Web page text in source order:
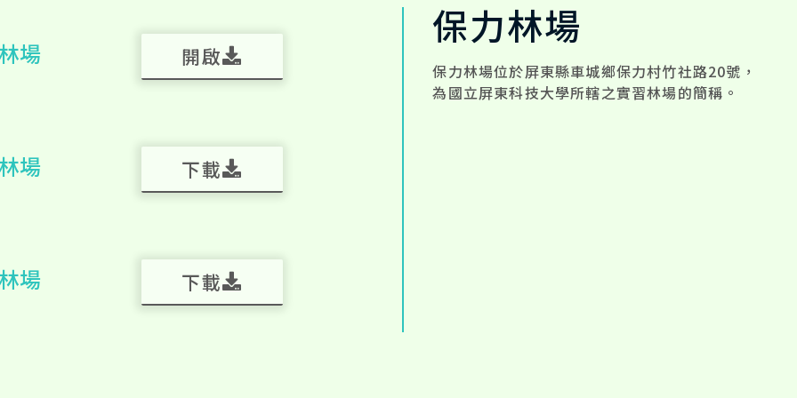
場 開啟
場 下載
場 下載
保力林場
保力林場位於屏東縣車城鄉保力村竹社路20號，
為國立屏東科技大學所轄之實習林場的簡稱。